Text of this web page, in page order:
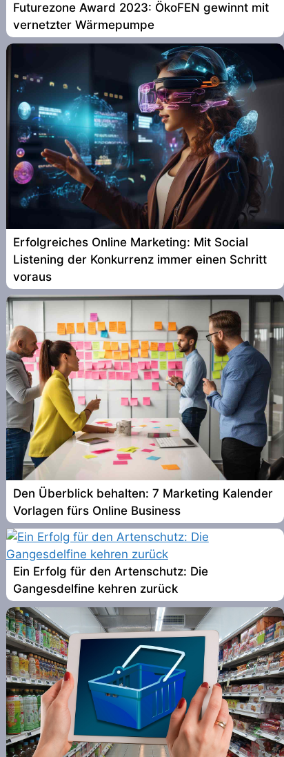
Futurezone Award 2023: ÖkoFEN gewinnt mit
vernetzter Wärmepumpe
Erfolgreiches Online Marketing: Mit Social
Listening der Konkurrenz immer einen Schritt
voraus
Den Überblick behalten: 7 Marketing Kalender
Vorlagen fürs Online Business
Ein Erfolg für den Artenschutz: Die
Gangesdelfine kehren zurück